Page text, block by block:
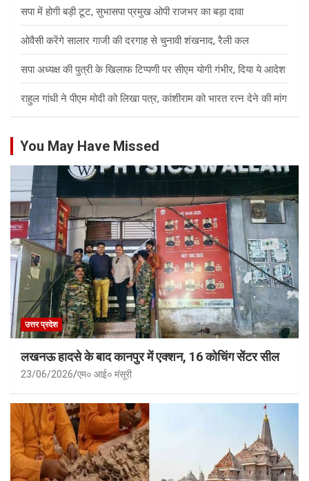
सपा में होगी बड़ी टूट, सुभासपा प्रमुख ओपी राजभर का बड़ा दावा
ओवैसी करेंगे सालार गाजी की दरगाह से चुनावी शंखनाद, रैली कल
सपा अध्यक्ष की पुत्री के खिलाफ टिप्पणी पर सीएम योगी गंभीर, दिया ये आदेश
राहुल गांधी ने पीएम मोदी को लिखा पत्र, कांशीराम को भारत रत्न देने की मांग
You May Have Missed
उत्तर प्रदेश
लखनऊ हादसे के बाद कानपुर में एक्शन, 16 कोचिंग सेंटर सील
23/06/2026 एम० आई० मंसूरी